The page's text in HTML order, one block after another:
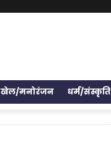
खेल/मनोरंजन धर्म/संस्कृति